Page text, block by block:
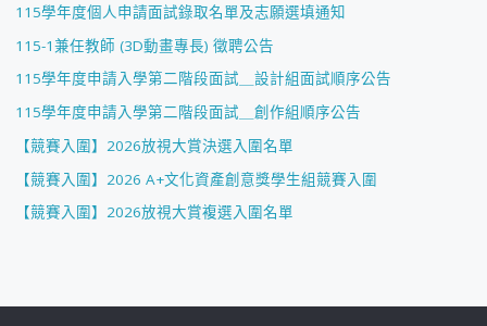
115學年度個人申請面試錄取名單及志願選填通知
115-1兼任教師 (3D動畫專長) 徵聘公告
115學年度申請入學第二階段面試＿設計組面試順序公告
115學年度申請入學第二階段面試＿創作組順序公告
【競賽入圍】2026放視大賞決選入圍名單
【競賽入圍】2026 A+文化資產創意獎學生組競賽入圍
【競賽入圍】2026放視大賞複選入圍名單